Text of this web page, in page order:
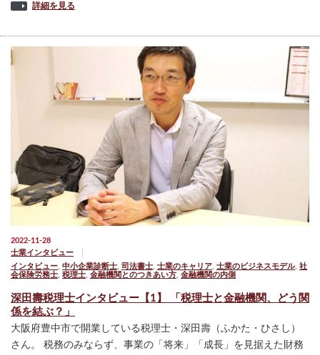
詳細を見る
2022-11-28
士業インタビュー
インタビュー 中小企業診断士 司法書士 士業のキャリア 士業のビジネスモデル, 社
会保険労務士 税理士 金融機関とのつきあい方 金融機関の内側
深田壽税理士インタビュー【1】 「税理士と金融機関、どう関
係を結ぶ？」
大阪府豊中市で開業している税理士・深田壽（ふかた・ひさし）
さん。 税務のみならず、事業の「将来」「成長」を見据えた財務